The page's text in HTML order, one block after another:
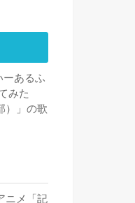
ーあるふ
みた
）」の歌
ニメ「記